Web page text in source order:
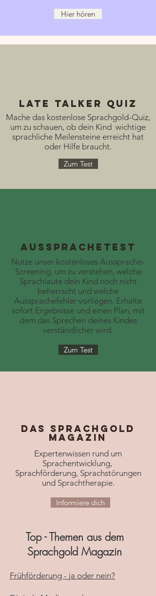
Hier hören
Late Talker Quiz
Mache das kostenlose Sprachgold-Quiz,
um zu schauen, ob dein Kind wichtige
sprachliche Meilensteine erreicht hat
oder Hilfe braucht.
Zum Test
Aussprachetest
Nutze unser kostenloses Aussprache-
Screening, um zu verstehen, welche
Sprachlaute dein Kind noch nicht
beherrscht und welche
Aussprachefehler vorliegen. Erhalte
sofort Ergebnisse und einen Plan, mit
dem das Sprechen deines Kindes
verständlicher wird.
Zum Test
Das Sprachgold
Magazin
Expertenwissen rund um
Sprachentwicklung,
Sprachförderung, Sprachstörungen
und Sprachtherapie.
Informiere dich
Top - Themen aus dem
Sprachgold Magazin
Frühförderung - ja oder nein?